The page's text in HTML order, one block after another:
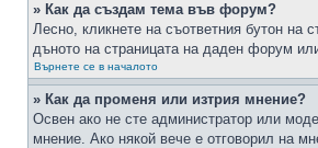
» Как да създам тема във форум?
Лесно, кликнете на съответния бутон
дъното на страницата на даден форум
Върнете се в началото
» Как да променя или изтрия мнение?
Освен ако не сте администратор или
мнение. Ако някой вече е отговорил на